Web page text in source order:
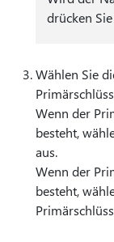
drücken
Wählen Sie
Wenn der
besteht,
aus.
Wenn der
besteht,